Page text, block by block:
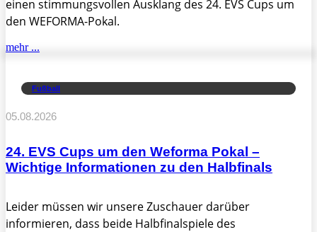
einen stimmungsvollen Ausklang des 24. EVS Cups um
den WEFORMA-Pokal.
mehr ...
Fußball
05.08.2026
24. EVS Cups um den Weforma Pokal –
Wichtige Informationen zu den Halbfinals
Leider müssen wir unsere Zuschauer darüber
informieren, dass beide Halbfinalspiele des